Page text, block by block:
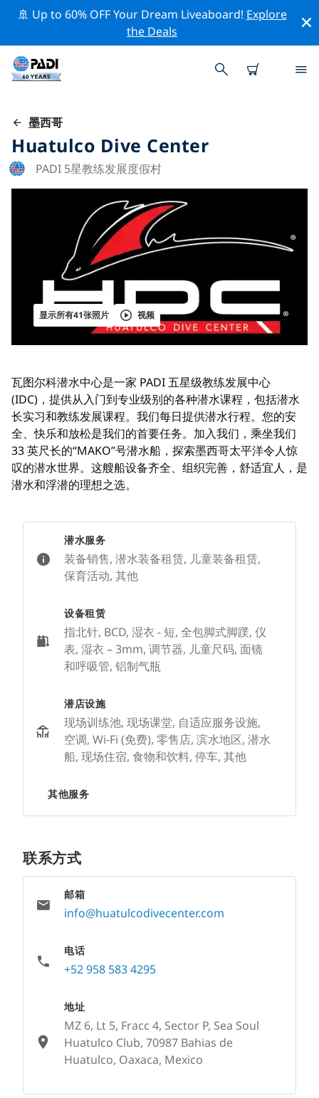
🚢 Up to 60% OFF Your Dream Liveaboard! Explore
the Deals
墨西哥
Huatulco Dive Center
PADI 5星教练发展度假村
显示所有41张照片 视频
瓦图尔科潜水中心是一家 PADI 五星级教练发展中心
(IDC)，提供从入门到专业级别的各种潜水课程，包括潜水
长实习和教练发展课程。我们每日提供潜水行程。您的安
全、快乐和放松是我们的首要任务。加入我们，乘坐我们
33 英尺长的“MAKO”号潜水船，探索墨西哥太平洋令人惊
叹的潜水世界。这艘船设备齐全、组织完善，舒适宜人，是
潜水和浮潜的理想之选。
潜水服务
装备销售, 潜水装备租赁, 儿童装备租赁,
保育活动, 其他
设备租赁
指北针, BCD, 湿衣 - 短, 全包脚式脚蹼, 仪
表, 湿衣 – 3mm, 调节器, 儿童尺码, 面镜
和呼吸管, 铝制气瓶
潜店设施
现场训练池, 现场课堂, 自适应服务设施,
空调, Wi-Fi (免费), 零售店, 滨水地区, 潜水
船, 现场住宿, 食物和饮料, 停车, 其他
其他服务
联系方式
邮箱
info@huatulcodivecenter.com
电话
+52 958 583 4295
地址
MZ 6, Lt 5, Fracc 4, Sector P, Sea Soul
Huatulco Club, 70987 Bahias de
Huatulco, Oaxaca, Mexico